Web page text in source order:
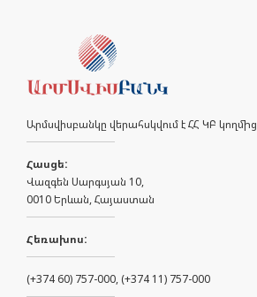
Արմսվիսբանկը վերահսկվում է ՀՀ ԿԲ կողմից
Հասցե:
Վազգեն Սարգսյան 10,
0010 Երևան, Հայաստան
Հեռախոս:
(+374 60) 757-000, (+374 11) 757-000